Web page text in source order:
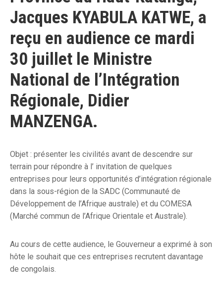
Jacques KYABULA KATWE, a
reçu en audience ce mardi
30 juillet le Ministre
National de l’Intégration
Régionale, Didier
MANZENGA.
Objet : présenter les civilités avant de descendre sur
terrain pour répondre à l’ invitation de quelques
entreprises pour leurs opportunités d’intégration régionale
dans la sous-région de la SADC (Communauté de
Développement de l’Afrique australe) et du COMESA
(Marché commun de l’Afrique Orientale et Australe).
Au cours de cette audience, le Gouverneur a exprimé à son
hôte le souhait que ces entreprises recrutent davantage
de congolais.